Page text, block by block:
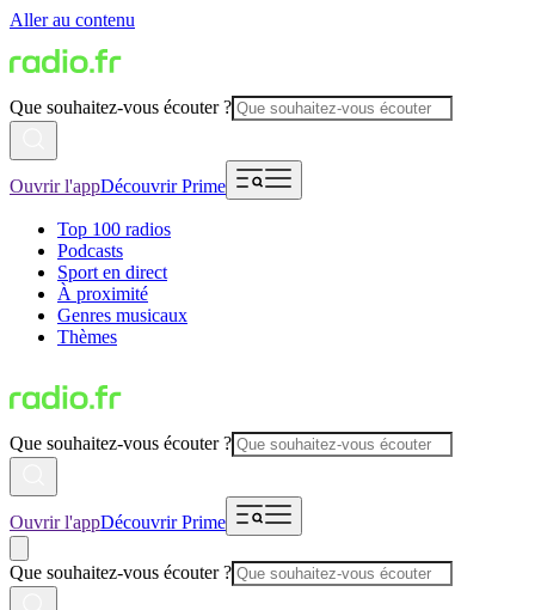
Aller au contenu
Que souhaitez-vous écouter ?
Ouvrir l'appDécouvrir Prime
Top 100 radios
Podcasts
Sport en direct
À proximité
Genres musicaux
Thèmes
Que souhaitez-vous écouter ?
Ouvrir l'appDécouvrir Prime
Que souhaitez-vous écouter ?